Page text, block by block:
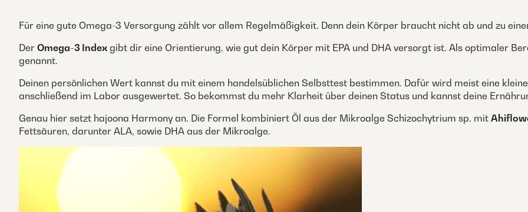
Für eine gute Omega-3 Versorgung zählt vor allem Regelmäßigkeit. Denn dein Körper braucht nicht ab und zu
Der Omega-3 Index gibt dir eine Orientierung, wie gut dein Körper mit EPA und DHA versorgt ist. Als optimaler
genannt.
Deinen persönlichen Wert kannst du mit einem handelsüblichen Selbsttest bestimmen. Dafür wird meist eine
anschließend im Labor ausgewertet. So bekommst du mehr Klarheit über deinen Status und kannst deine
Genau hier setzt hajoona Harmony an. Die Formel kombiniert Öl aus der Mikroalge Schizochytrium sp. mit
Fettsäuren, darunter ALA, sowie DHA aus der Mikroalge.